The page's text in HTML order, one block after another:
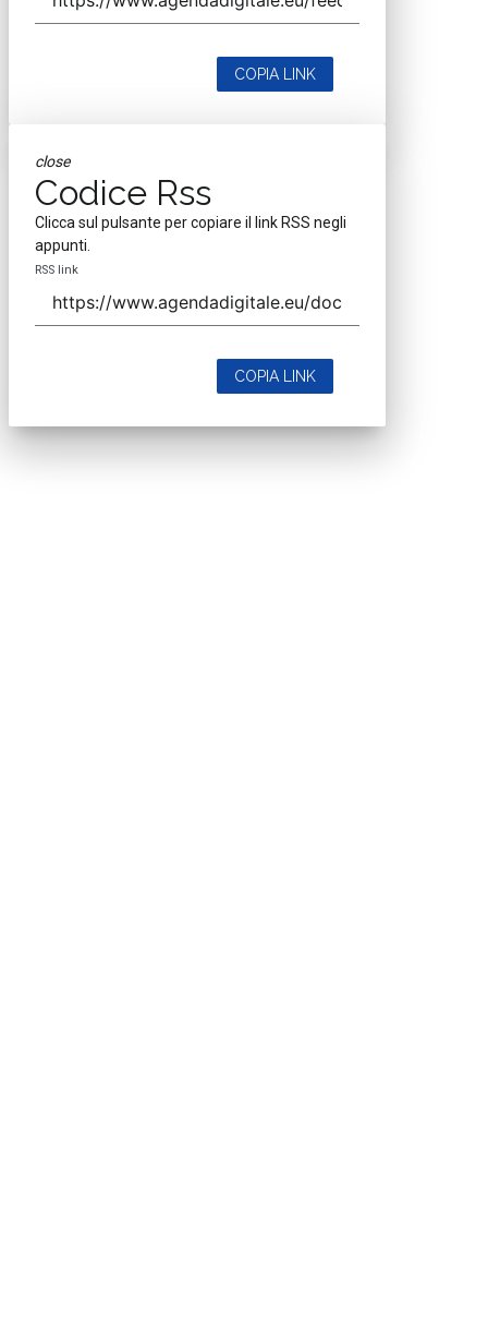
COPIA LINK
close
Codice Rss
Clicca sul pulsante per copiare il link RSS negli
appunti.
RSS link
COPIA LINK